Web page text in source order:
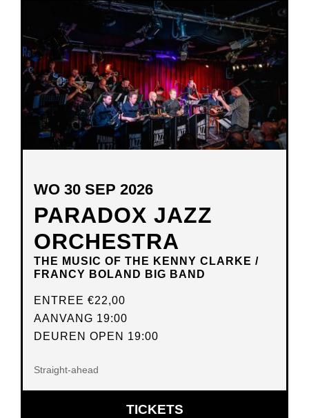
NIEUW
VENSTER
PARADOX JAZZ
ORCHESTRA
THE MUSIC OF THE KENNY CLARKE /
FRANCY BOLAND BIG BAND
WO 30 SEP 2026
ENTREE €22,00
AANVANG 19:00
DEUREN OPEN 19:00
Straight-ahead
TICKETSOPENT